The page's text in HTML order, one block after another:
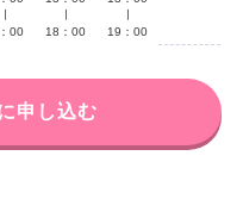
00
18：00
19：00
申し込む